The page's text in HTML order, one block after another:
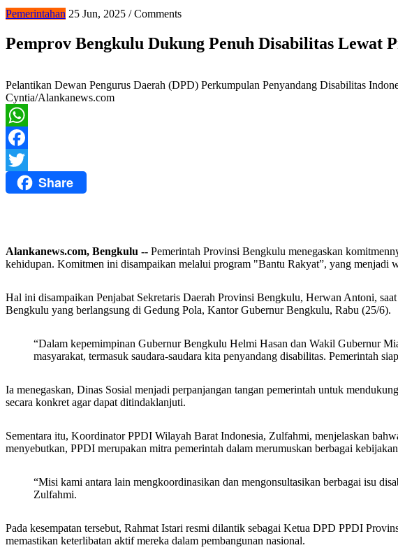
Pemerintahan 25 Jun, 2025 /Comments
Pemprov Bengkulu Dukung Penuh Disabilitas Lewat
Pelantikan Dewan Pengurus Daerah (DPD) Perkumpulan Penyandang Disabilitas
Cyntia/Alankanews.com
WhatsApp
Facebook
Twitter Share
Alankanews.com, Bengkulu -- Pemerintah Provinsi Bengkulu menegaskan
kehidupan. Komitmen ini disampaikan melalui program "Bantu Rakyat”, yang menjadi
Hal ini disampaikan Penjabat Sekretaris Daerah Provinsi Bengkulu, Herwan Antoni,
Bengkulu yang berlangsung di Gedung Pola, Kantor Gubernur Bengkulu, Rabu (25/6).
“Dalam kepemimpinan Gubernur Bengkulu Helmi Hasan dan Wakil Gubernur
masyarakat, termasuk saudara-saudara kita penyandang disabilitas. Pemerintah
Ia menegaskan, Dinas Sosial menjadi perpanjangan tangan pemerintah untuk
secara konkret agar dapat ditindaklanjuti.
Sementara itu, Koordinator PPDI Wilayah Barat Indonesia, Zulfahmi, menjelaskan
menyebutkan, PPDI merupakan mitra pemerintah dalam merumuskan berbagai
“Misi kami antara lain mengkoordinasikan dan mengonsultasikan berbagai isu
Zulfahmi.
Pada kesempatan tersebut, Rahmat Istari resmi dilantik sebagai Ketua DPD PPDI
memastikan keterlibatan aktif mereka dalam pembangunan nasional.